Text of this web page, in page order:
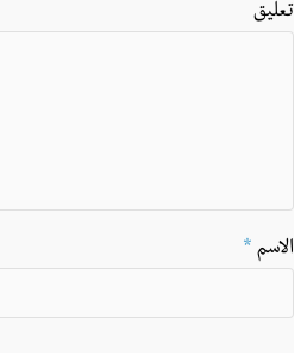
تعليق
الاسم *